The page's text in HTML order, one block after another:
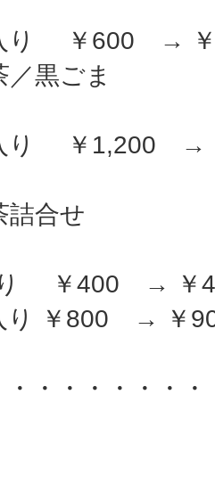
り ￥600 → ￥
黒ごま
り ￥1,200 →
合せ
り ￥400 → ￥
り ￥800 → ￥
・・・・・・・